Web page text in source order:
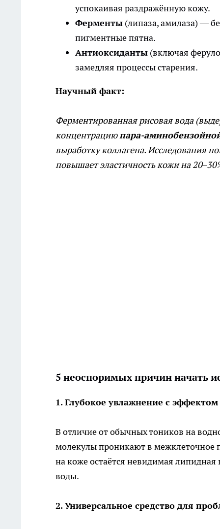
успокаивая раздражённую кожу.
Ферменты (липаза, амилаза) —
пигментные пятна.
Антиоксиданты (включая
замедляя процессы старения.
Научный факт:
Ферментированная рисовая вода
концентрациюпара-
выработку коллагена. Исследования
повышает эластичность кожи на
5 неоспоримых причин начать
1. Глубокое увлажнение с
В отличие от обычных тоников на
молекулы проникают в межклеточное
на коже остаётся невидимая
воды.
2. Универсальное средство для